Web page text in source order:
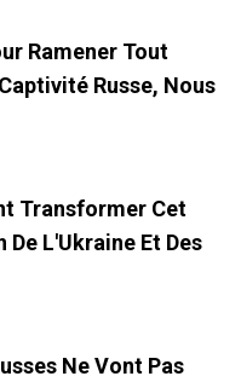
Ramener Tout
Russe, Nous
Transformer Cet
L'Ukraine Et Des
Ne Vont Pas